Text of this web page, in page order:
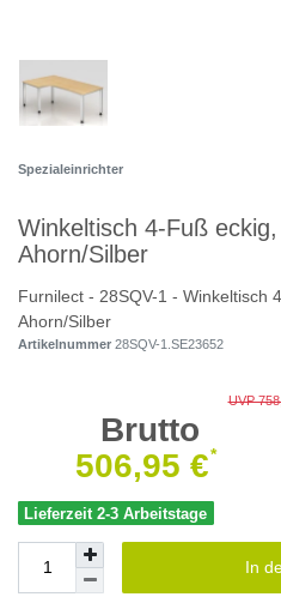
Spezialeinrichter
Winkeltisch 4-Fuß
Ahorn/Silber
Furnilect - 28SQV-1 - Winkeltisch
Ahorn/Silber
Artikelnummer 28SQV-1.SE23652
UVP
Brutto
506,95 €
*
Lieferzeit 2-3 Arbeitstage
In